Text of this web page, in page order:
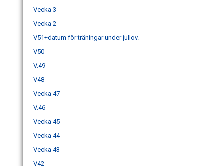
Vecka 3
Vecka 2
V51+datum för träningar under jullov.
V50
V.49
V48
Vecka 47
V.46
Vecka 45
Vecka 44
Vecka 43
V42